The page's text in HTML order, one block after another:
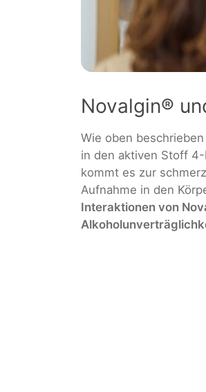
Novalgin®
Wie oben
in den aktiven Stoff
kommt es zur
Aufnahme in den
Interaktionen von